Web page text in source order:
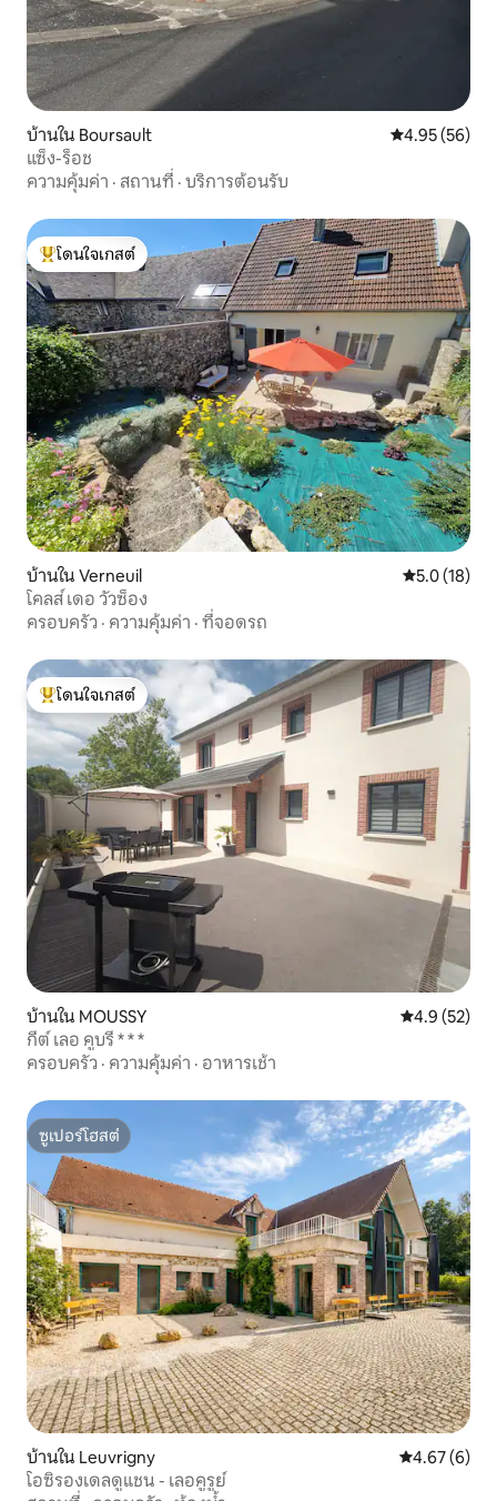
บ้านใน Boursault คะแนนเฉลี่ย
4.95 (56)
แซ็ง-ร็อช
ความคุ้มค่า · สถานที่ · บริการต้อนรับ
โดนใจเกสต์ที่สุด
โดนใจเกสต์
บ้านใน Verneuil คะแนนเฉลี่ย
5.0 (18)
โคลส์ เดอ วัวซ็อง
ครอบครัว · ความคุ้มค่า · ที่จอดรถ
โดนใจเกสต์ที่สุด
โดนใจเกสต์
บ้านใน MOUSSY คะแนนเฉลี่ย
4.9 (52)
กีต์ เลอ คูบรี * * *
ครอบครัว · ความคุ้มค่า · อาหารเช้า
ซูเปอร์โฮสต์
ซูเปอร์โฮสต์
บ้านใน Leuvrigny คะแนนเฉลี่ย
4.67 (6)
โอซิรองเดลดูแชน - เลอคูรูย์